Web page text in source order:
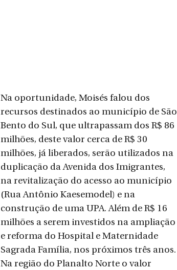
Na oportunidade, Moisés falou dos
recursos destinados ao município de São
Bento do Sul, que ultrapassam dos R$ 86
milhões, deste valor cerca de R$ 30
milhões, já liberados, serão utilizados na
duplicação da Avenida dos Imigrantes,
na revitalização do acesso ao município
(Rua Antônio Kaesemodel) e na
construção de uma UPA. Além de R$ 16
milhões a serem investidos na ampliação
e reforma do Hospital e Maternidade
Sagrada Família, nos próximos três anos.
Na região do Planalto Norte o valor